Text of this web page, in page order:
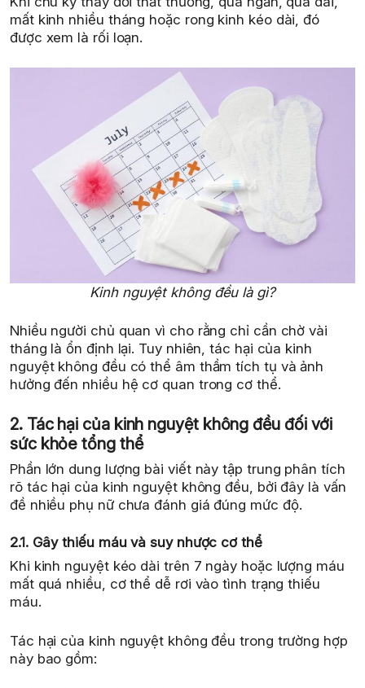
mất kinh nhiều tháng hoặc rong kinh kéo dài, đó
được xem là rối loạn.
Kinh nguyệt không đều là gì?
Nhiều người chủ quan vì cho rằng chỉ cần chờ vài
tháng là ổn định lại. Tuy nhiên, tác hại của kinh
nguyệt không đều có thể âm thầm tích tụ và ảnh
hưởng đến nhiều hệ cơ quan trong cơ thể.
2. Tác hại của kinh nguyệt không đều đối với
sức khỏe tổng thể
Phần lớn dung lượng bài viết này tập trung phân tích
rõ tác hại của kinh nguyệt không đều, bởi đây là vấn
đề nhiều phụ nữ chưa đánh giá đúng mức độ.
2.1. Gây thiếu máu và suy nhược cơ thể
Khi kinh nguyệt kéo dài trên 7 ngày hoặc lượng máu
mất quá nhiều, cơ thể dễ rơi vào tình trạng thiếu
máu.
Tác hại của kinh nguyệt không đều trong trường hợp
này bao gồm: